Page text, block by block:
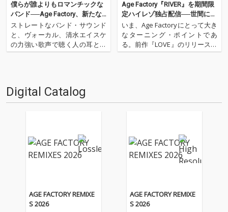
僕らが誰よりもロマンチックな
バンド──Age Factory、新たな
フェイズへ
ストレートなバンド・サウンド
と、ヴォーカル、清水エイスケ
の力強い歌声で聴く人の耳と心
を抉る奈良発3人組ロック・バ
月連続でシングル・リリースを
してき…
Age Factory『RIVER』を期間限
定ハイレゾ独占配信──世間に向
けて“バケモノ”が牙をむく新作
ミニ・アルバム
いま、Age Factoryにとって大き
なターニング・ポイントであ
る。前作『LOVE』のリリース以
降、“破壊的”とも称されるライ
から、全曲セルフ…
Digital Catalog
AGE FACTORY REMIXE
S 2026
AGE FACTORY REMIXE
S 2026